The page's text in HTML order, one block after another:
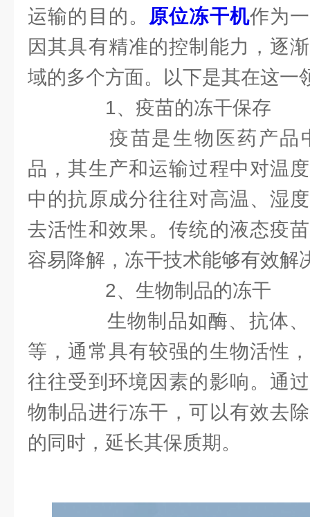
运输的目的。 原位冻干机作为
因其具有精准的控制能力，逐
域的多个方面。以下是其在这一
1、疫苗的冻干保存
疫苗是生物医药产品
品，其生产和运输过程中对温
中的抗原成分往往对高温、湿
去活性和效果。传统的液态疫
容易降解，冻干技术能够有效解
2、生物制品的冻干
生物制品如酶、抗体、
等，通常具有较强的生物活性
往往受到环境因素的影响。通
物制品进行冻干，可以有效去
的同时，延长其保质期。